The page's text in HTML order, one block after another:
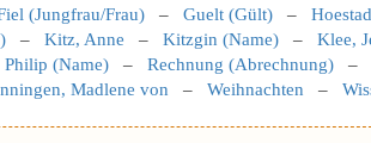
(Jungfrau/Frau) – Guelt (Gült) –
– Kitz, Anne – Kitzgin (Name) – Klee,
Philip (Name) – Rechnung (Abrechnung) –
Madlene von – Weihnachten –